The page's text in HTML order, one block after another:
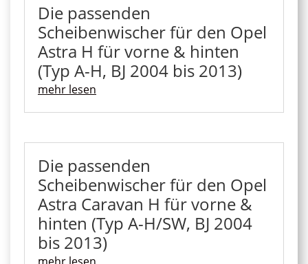
Die passenden
Scheibenwischer für den Opel
Astra H für vorne & hinten
(Typ A-H, BJ 2004 bis 2013)
mehr lesen
Die passenden
Scheibenwischer für den Opel
Astra Caravan H für vorne &
hinten (Typ A-H/SW, BJ 2004
bis 2013)